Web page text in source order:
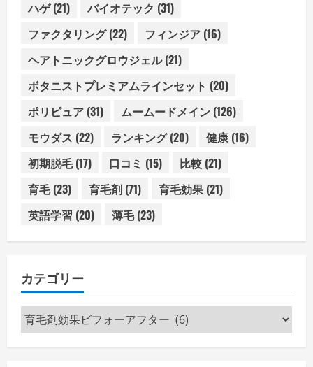
ハゲ(21) バイオテック (31)
ファクタリング(22) フィンジア (16)
ヘアトニックグロウジェル(21)
ボタニストプレミアムラインセット (20)
ポリピュア (31) ムームードメイン (126)
モウダス (22) ランキング(20) 健康 (16)
初期脱毛(17) 口コミ (15) 比較 (21)
育毛(23) 育毛剤 (71) 育毛効果 (21)
英語学習 (20) 薄毛(23)
カテゴリー
カ
テ